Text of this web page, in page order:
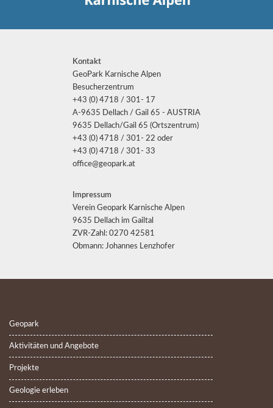
Kontakt
GeoPark Karnische Alpen
Besucherzentrum
+43 (0) 4718 / 301- 17
A-9635 Dellach / Gail 65 - AUSTRIA
9635 Dellach/Gail 65 (Ortszentrum)
+43 (0) 4718 / 301- 22 oder
+43 (0) 4718 / 301- 33
office@geopark.at
Impressum
Verein Geopark Karnische Alpen
9635 Dellach im Gailtal
ZVR-Zahl: 0270 42581
Obmann: Johannes Lenzhofer
Geopark
Aktivitäten und Angebote
Projekte
Geologie erleben